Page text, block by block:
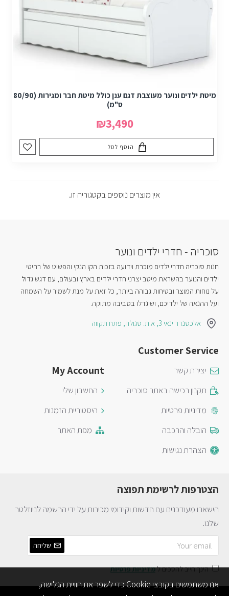
מיטת ילדים ונוער מעוצבת דגם ענן כולל מיטת חבר ומגירות (80/90
ס"מ)
₪3,490
הוסף לסל
אין מוצרים נוספים בקטגוריה זו.
סוכריה - חדרי ילדים ונוער
חנות סוכריה חדרי ילדים מוכרת וידועה בזכות הקו הנקי והפשוט של רהיטי
ילדים והנוער בהשראת מיטב יצרני חדרי ילדים בארץ ובעולם, עם דגש גדול
על נוחות המוצר ובטיחות גבוהה ביותר, כל זאת על מנת לשמור על השמחה
ועל ההנאה של ילדיכם, ושיגדלו בסביבה מתוקה.
אלכסנדר ינאי 3, א.ת. סגולה, פתח תקווה
Customer Service
יצירת קשר
תקנון רכישה באתר סוכריה
מדיניות פרטיות
הובלה והרכבה
הצהרת נגישות
My Account
החשבון שלי
היסטוריית הזמנות
מפת האתר
הצטרפות לרשימת תפוצה
הישארו מעודכנים עם חדשות וקידומי מכירות על ידי הרשמה לניוזלטר
שלנו.
שליחה
הינך חייב להסכים למדיניות פרטיות
אנו משתמשים בקובצי Cookie כדי לשפר את חוויית הגלישה,